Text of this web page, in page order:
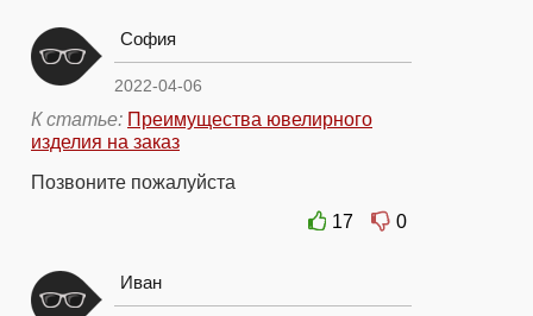
София
2022-04-06
К статье: Преимущества ювелирного
изделия на заказ
Позвоните пожалуйста
17
0
Иван